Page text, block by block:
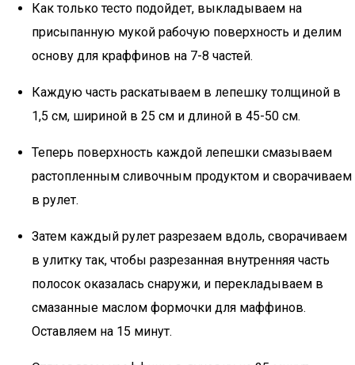
Как только тесто подойдет, выкладываем на
присыпанную мукой рабочую поверхность и делим
основу для краффинов на 7-8 частей.
Каждую часть раскатываем в лепешку толщиной в
1,5 см, шириной в 25 см и длиной в 45-50 см.
Теперь поверхность каждой лепешки смазываем
растопленным сливочным продуктом и сворачиваем
в рулет.
Затем каждый рулет разрезаем вдоль, сворачиваем
в улитку так, чтобы разрезанная внутренняя часть
полосок оказалась снаружи, и перекладываем в
смазанные маслом формочки для маффинов.
Оставляем на 15 минут.